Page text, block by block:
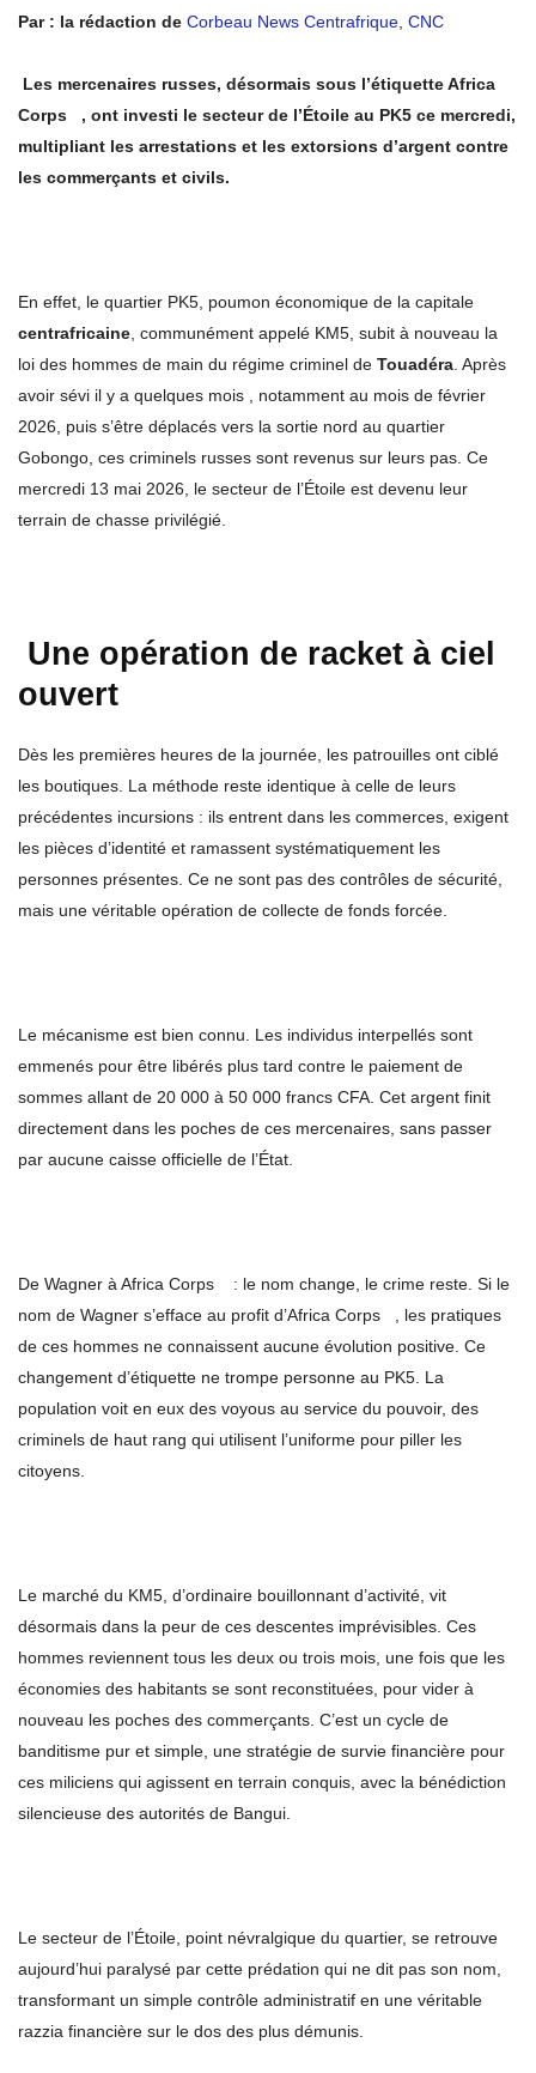
Par : la rédaction de Corbeau News Centrafrique, CNC
Les mercenaires russes, désormais sous l’étiquette Africa
Corps , ont investi le secteur de l’Étoile au PK5 ce mercredi,
multipliant les arrestations et les extorsions d’argent contre
les commerçants et civils.
En effet, le quartier PK5, poumon économique de la capitale
centrafricaine, communément appelé KM5, subit à nouveau la
loi des hommes de main du régime criminel de Touadéra. Après
avoir sévi il y a quelques mois , notamment au mois de février
2026, puis s’être déplacés vers la sortie nord au quartier
Gobongo, ces criminels russes sont revenus sur leurs pas. Ce
mercredi 13 mai 2026, le secteur de l’Étoile est devenu leur
terrain de chasse privilégié.
Une opération de racket à ciel
ouvert
Dès les premières heures de la journée, les patrouilles ont ciblé
les boutiques. La méthode reste identique à celle de leurs
précédentes incursions : ils entrent dans les commerces, exigent
les pièces d’identité et ramassent systématiquement les
personnes présentes. Ce ne sont pas des contrôles de sécurité,
mais une véritable opération de collecte de fonds forcée.
Le mécanisme est bien connu. Les individus interpellés sont
emmenés pour être libérés plus tard contre le paiement de
sommes allant de 20 000 à 50 000 francs CFA. Cet argent finit
directement dans les poches de ces mercenaires, sans passer
par aucune caisse officielle de l’État.
De Wagner à Africa Corps : le nom change, le crime reste. Si le
nom de Wagner s’efface au profit d’Africa Corps , les pratiques
de ces hommes ne connaissent aucune évolution positive. Ce
changement d’étiquette ne trompe personne au PK5. La
population voit en eux des voyous au service du pouvoir, des
criminels de haut rang qui utilisent l’uniforme pour piller les
citoyens.
Le marché du KM5, d’ordinaire bouillonnant d’activité, vit
désormais dans la peur de ces descentes imprévisibles. Ces
hommes reviennent tous les deux ou trois mois, une fois que les
économies des habitants se sont reconstituées, pour vider à
nouveau les poches des commerçants. C’est un cycle de
banditisme pur et simple, une stratégie de survie financière pour
ces miliciens qui agissent en terrain conquis, avec la bénédiction
silencieuse des autorités de Bangui.
Le secteur de l’Étoile, point névralgique du quartier, se retrouve
aujourd’hui paralysé par cette prédation qui ne dit pas son nom,
transformant un simple contrôle administratif en une véritable
razzia financière sur le dos des plus démunis.